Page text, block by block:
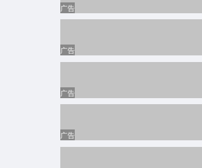
洗头工
企业高管 总裁/总经理/CEO
电子通讯
广告媒介
广告
广告
广告
广告